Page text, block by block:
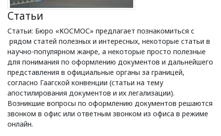
Статьи
Статьи: Бюро «КОСМОС» предлагает познакомиться с
рядом статей полезных и интересных, некоторые статьи в
научно-популярном жанре, а некоторые просто полезные
для понимания по оформлению документов и дальнейшего
представления в официальные органы за границей,
согласно Гаагской конвенции (статьи на тему
апостилирования документов и их легализации).
Возникшие вопросы по оформлению документов решаются
звонком в офис или ответным звонком из офиса в режиме
онлайн.